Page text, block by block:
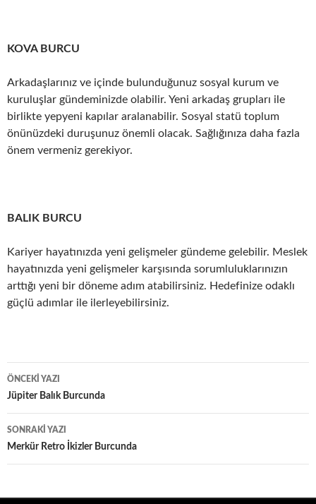
KOVA BURCU
Arkadaşlarınız ve içinde bulunduğunuz sosyal kurum ve
kuruluşlar gündeminizde olabilir. Yeni arkadaş grupları ile
birlikte yepyeni kapılar aralanabilir. Sosyal statü toplum
önünüzdeki duruşunuz önemli olacak. Sağlığınıza daha fazla
önem vermeniz gerekiyor.
BALIK BURCU
Kariyer hayatınızda yeni gelişmeler gündeme gelebilir. Meslek
hayatınızda yeni gelişmeler karşısında sorumluluklarınızın
arttığı yeni bir döneme adım atabilirsiniz. Hedefinize odaklı
güçlü adımlar ile ilerleyebilirsiniz.
Yazı
dolaşımı
ÖNCEKI YAZI
Jüpiter Balık Burcunda
SONRAKI YAZI
Merkür Retro İkizler Burcunda